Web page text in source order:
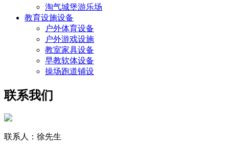
淘气城堡游乐场
教育设施设备
户外体育设备
户外游戏设施
教室家具设备
早教软体设备
操场跑道铺设
联系我们
联系人：徐先生